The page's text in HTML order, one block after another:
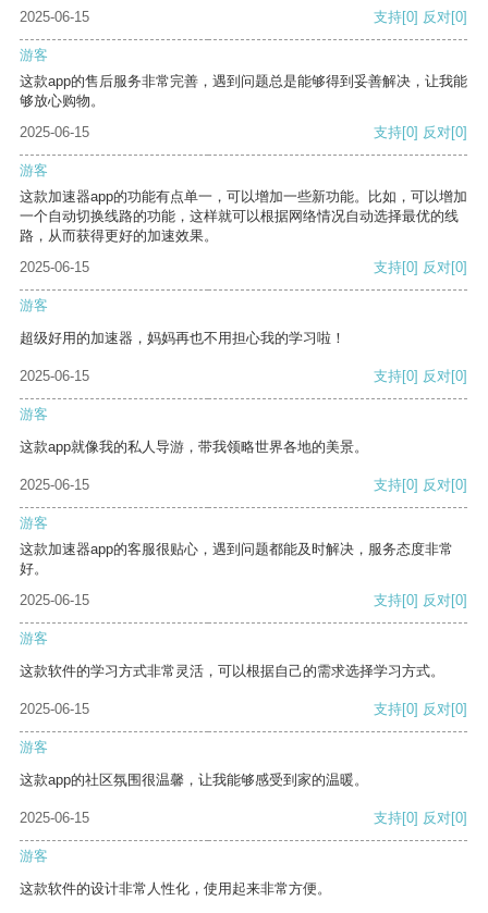
2025-06-15
支持[0] 反对[0]
游客
这款app的售后服务非常完善，遇到问题总是能够得到妥善解决，让我能
够放心购物。
2025-06-15
支持[0] 反对[0]
游客
这款加速器app的功能有点单一，可以增加一些新功能。比如，可以增加
一个自动切换线路的功能，这样就可以根据网络情况自动选择最优的线
路，从而获得更好的加速效果。
2025-06-15
支持[0] 反对[0]
游客
超级好用的加速器，妈妈再也不用担心我的学习啦！
2025-06-15 支持[0] 反对[0]
游客
这款app就像我的私人导游，带我领略世界各地的美景。
2025-06-15 支持[0] 反对[0]
游客
这款加速器app的客服很贴心，遇到问题都能及时解决，服务态度非常
好。
2025-06-15
支持[0] 反对[0]
游客
这款软件的学习方式非常灵活，可以根据自己的需求选择学习方式。
2025-06-15 支持[0] 反对[0]
游客
这款app的社区氛围很温馨，让我能够感受到家的温暖。
2025-06-15 支持[0] 反对[0]
游客
这款软件的设计非常人性化，使用起来非常方便。